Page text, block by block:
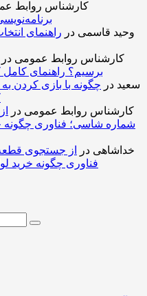
کارشناس روابط
وحید قاسمی در راهنمای
کارشناس روابط عمومی در
برسیم؟ راهنمای
سعید در چگونه با بازی کردن
کارشناس روابط عمومی در
شماره شاسی؛ فناوری چگونه
خداشاهی در
از جستجوی
فناوری چگونه خرید